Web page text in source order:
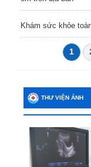
Khám sức khỏe
1
THƯ VIỆN ẢNH